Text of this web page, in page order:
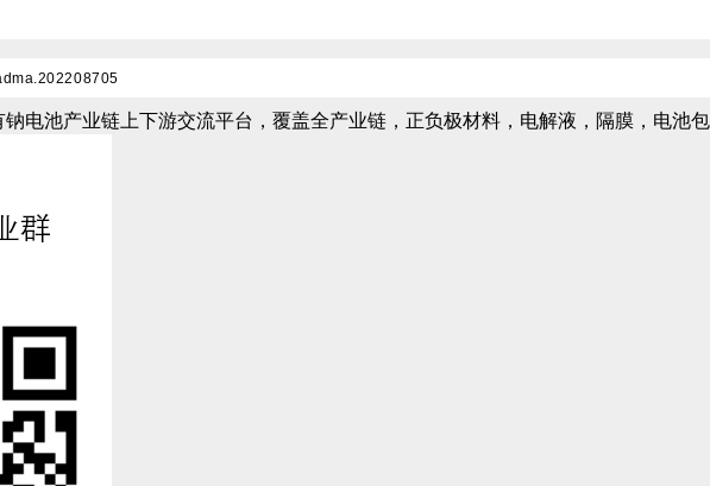
电池产业链上下游交流平台，覆盖全产业链，正负极材料，电解液，隔膜，电池